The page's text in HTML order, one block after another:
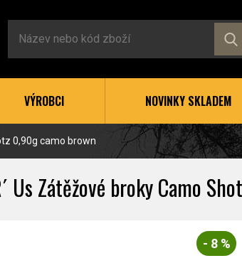
VÝROBCI NOVINKY SKLADEM
0,90g camo brown
Us Zátěžové broky Camo
- 8 %